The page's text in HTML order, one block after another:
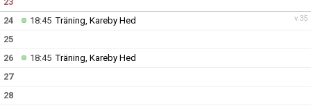
v.35
24 18:45Träning, Kareby Hed
25
26
18:45Träning, Kareby Hed
27
28